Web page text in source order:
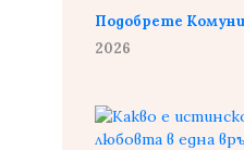
Подобрете
2026